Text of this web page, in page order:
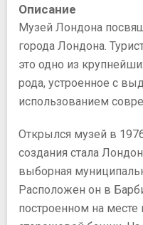
Описание
Музей Лондона
города Лондона.
это одно из
рода, устроенное с
использованием
Открылся музей в
создания стала
выборная
Расположен он в
построенном на месте